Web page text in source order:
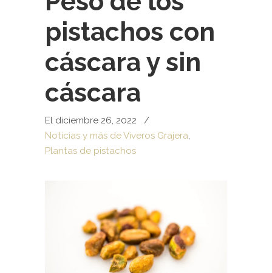
pistachos con
cáscara y sin
cáscara
El diciembre 26, 2022
/
Noticias y más de Viveros Grajera,
Plantas de pistachos